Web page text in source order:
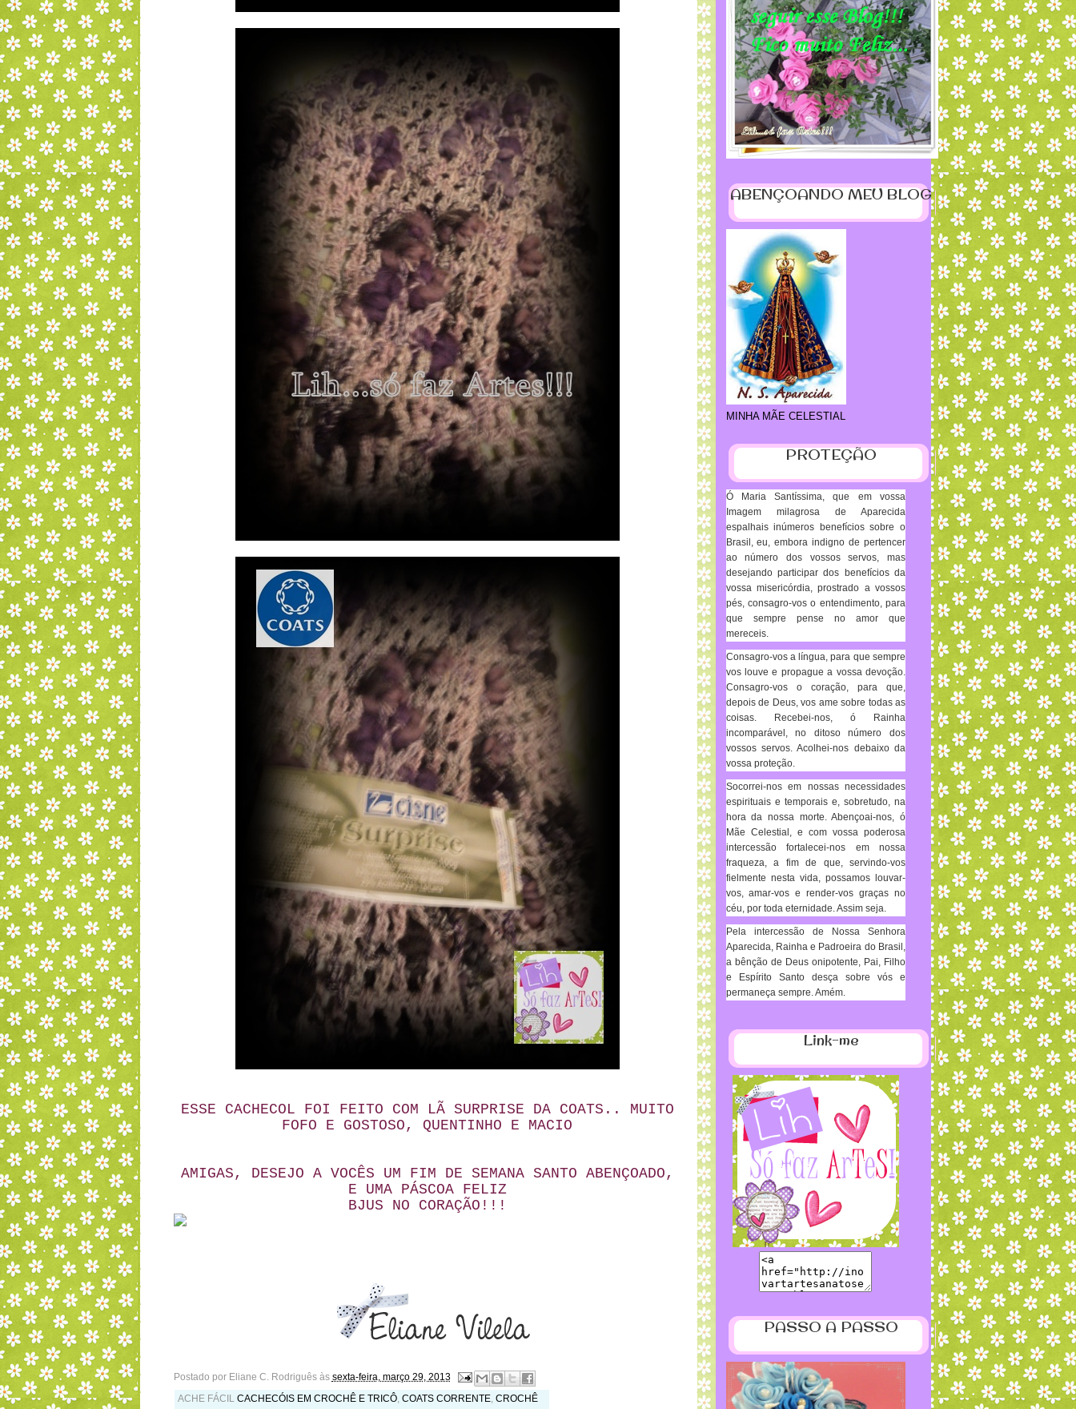
ESSE CACHECOL FOI FEITO COM LÃ SURPRISE DA COATS.. MUITO
FOFO E GOSTOSO, QUENTINHO E MACIO
AMIGAS, DESEJO A VOCÊS UM FIM DE SEMANA SANTO ABENÇOADO,
E UMA PÁSCOA FELIZ
BJUS NO CORAÇÃO!!!
Postado por Eliane C. Rodriguês às sexta-feira, março 29, 2013
ACHE FÁCIL CACHECÓIS EM CROCHÊ E TRICÔ, COATS CORRENTE, CROCHÊ
ABENÇOANDO MEU BLOG
MINHA MÃE CELESTIAL
PROTEÇÃO
Ó Maria Santíssima, que em vossa
Imagem milagrosa de Aparecida
espalhais inúmeros benefícios sobre o
Brasil, eu, embora indigno de pertencer
ao número dos vossos servos, mas
desejando participar dos benefícios da
vossa misericórdia, prostrado a vossos
pés, consagro-vos o entendimento, para
que sempre pense no amor que
mereceis.
Consagro-vos a língua, para que sempre
vos louve e propague a vossa devoção.
Consagro-vos o coração, para que,
depois de Deus, vos ame sobre todas as
coisas. Recebei-nos, ó Rainha
incomparável, no ditoso número dos
vossos servos. Acolhei-nos debaixo da
vossa proteção.
Socorrei-nos em nossas necessidades
espirituais e temporais e, sobretudo, na
hora da nossa morte. Abençoai-nos, ó
Mãe Celestial, e com vossa poderosa
intercessão fortalecei-nos em nossa
fraqueza, a fim de que, servindo-vos
fielmente nesta vida, possamos louvar-
vos, amar-vos e render-vos graças no
céu, por toda eternidade. Assim seja.
Pela intercessão de Nossa Senhora
Aparecida, Rainha e Padroeira do Brasil,
a bênção de Deus onipotente, Pai, Filho
e Espírito Santo desça sobre vós e
permaneça sempre. Amém.
Link-me
PASSO A PASSO